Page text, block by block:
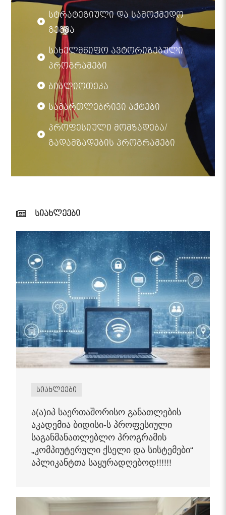
სტრატეგიული და სამოქმედო
გეგმა
სახელმწიფო ავტორიზებული
პროგრამები
ბიბლიოთეკა
სამართლებრივი აქტები
პროფესიული მომზადება/
გადამზადების პროგრამები
სიახლეები
სიახლეები
ა(ა)იპ საერთაშორისო განათლების
აკადემია ბიდისი-ს პროფესიული
საგანმანათლებლო პროგრამის
„კომპიუტერული ქსელი და სისტემები“
აპლიკანტთა საყურადღებოდ!!!!!!